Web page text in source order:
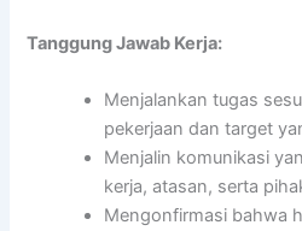
Tanggung Jawab Kerja:
Menjalankan tugas
pekerjaan dan target
Menjalin komunikasi
kerja, atasan, serta
Mengonfirmasi bahwa